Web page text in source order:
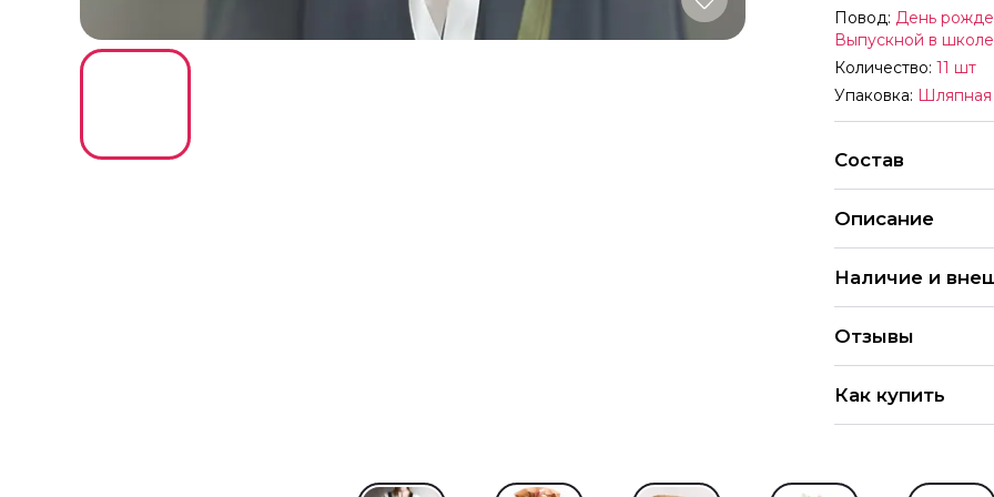
Повод: День
Выпускной в школе
Количество: 11 шт
Упаковка: Шляпная
Состав
Описание
Наличие и
организмы. На
оформления
хорошем качестве
замены. Все
Обратите
Отзывы
4.9 286
Как купить
магазине.